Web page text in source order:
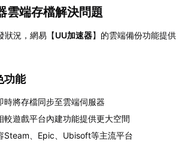
雲端存檔解決問題
狀況，網易【UU加速器】的雲端備份功能提供
功能
時將存檔同步至雲端伺服器
較遊戲平台內建功能提供更大空間
Steam、Epic、Ubisoft等主流平台